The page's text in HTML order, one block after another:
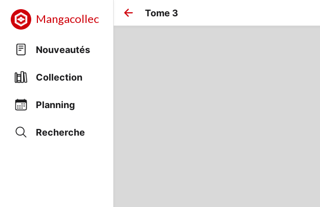
Mangacollec
Nouveautés
Collection
Planning
Recherche
Tome 3